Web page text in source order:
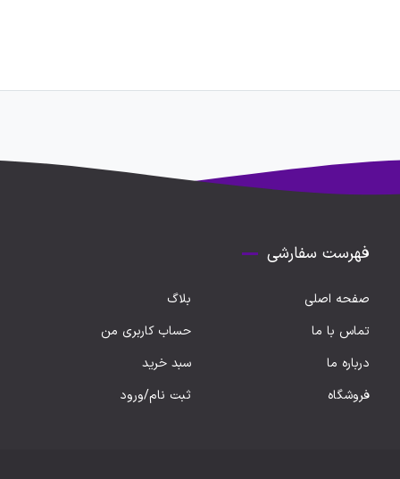
فهرست سفارشی
صفحه اصلی
بلاگ
تماس با ما
حساب کاربری من
درباره ما
سبد خرید
فروشگاه
ثبت نام/ورود